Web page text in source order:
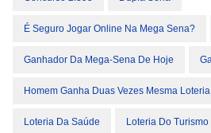
É Seguro Jogar Online Na Mega Sena?
Ganhador Da Mega-Sena De Hoje
Homem Ganha Duas Vezes Mesma Loteria
Loteria Da Saúde Loteria Do Turismo